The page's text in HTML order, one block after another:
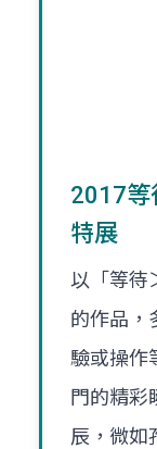
2017等
特展
以「等待
的作品，
驗或操作
門的精彩
辰，微如